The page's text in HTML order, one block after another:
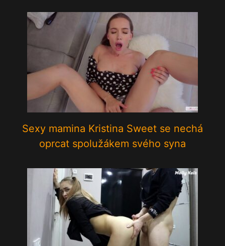
Sexy mamina Kristina Sweet se nechá
oprcat spolužákem svého syna